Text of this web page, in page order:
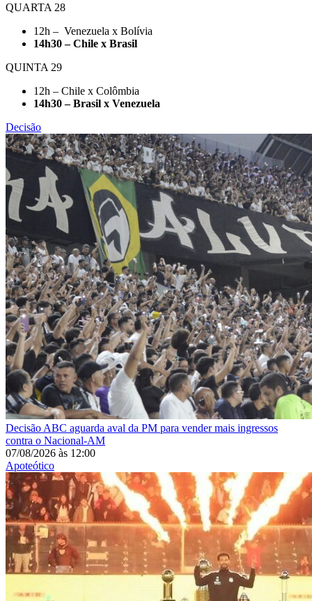
QUARTA 28
12h – Venezuela x Bolívia
14h30 – Chile x Brasil
QUINTA 29
12h – Chile x Colômbia
14h30 – Brasil x Venezuela
Decisão
Decisão ABC aguarda aval da PM para vender mais ingressos
contra o Nacional-AM
07/08/2026 às 12:00
Apoteótico